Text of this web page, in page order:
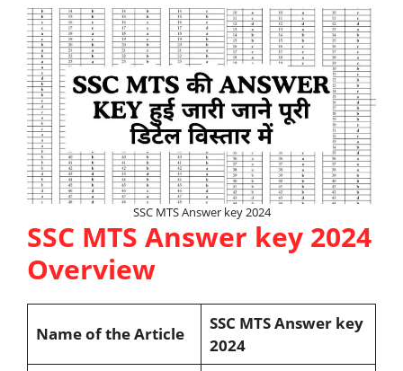
SSC MTS Answer key 2024
SSC MTS Answer key 2024
Overview
Name of the Article
SSC MTS Answer key
2024